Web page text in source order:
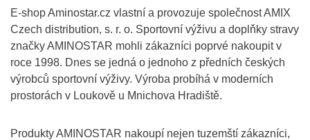
E-shop Aminostar.cz vlastní a provozuje společnost AMIX
Czech distribution, s. r. o. Sportovní výživu a doplňky stravy
značky AMINOSTAR mohli zákazníci poprvé nakoupit v
roce 1998. Dnes se jedná o jednoho z předních českých
výrobců sportovní výživy. Výroba probíhá v moderních
prostorách v Loukově u Mnichova Hradiště.
Produkty AMINOSTAR nakoupí nejen tuzemští zákazníci,